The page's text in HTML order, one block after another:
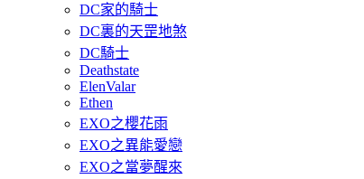
DC家的騎士
DC裏的天罡地煞
DC騎士
Deathstate
ElenValar
Ethen
EXO之櫻花雨
EXO之異能愛戀
EXO之當夢醒來